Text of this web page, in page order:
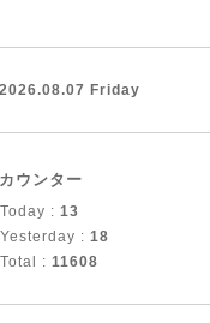
2026.08.07 Friday
カウンター
Today : 13
Yesterday : 18
Total : 11608